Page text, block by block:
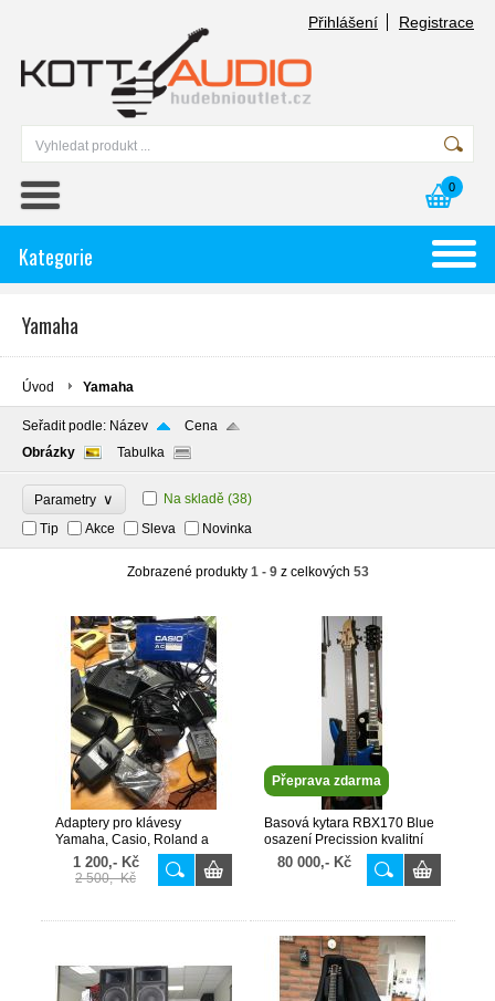
Přihlášení Registrace
0
Kategorie
Yamaha
Úvod Yamaha
Seřadit podle: Název
Cena
Obrázky
Tabulka
Parametry ∨ Na skladě (38)
Tip
Akce Sleva Novinka
Zobrazené produkty 1 - 9z celkových 53
Adaptery pro klávesy
Yamaha, Casio, Roland a
jiné značky set
1 200,- Kč
2 500,- Kč
Přeprava zdarma
Basová kytara RBX170 Blue
osazení Precission kvalitní
snímače - super zvuk new
80 000,- Kč